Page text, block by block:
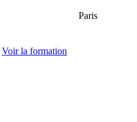
Paris
Voir la formation